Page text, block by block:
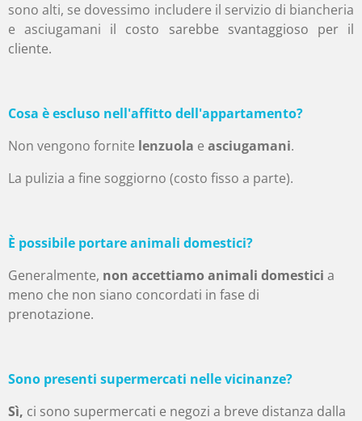
sono alti, se dovessimo includere il servizio di biancheria
e asciugamani il costo sarebbe svantaggioso per il
cliente.
Cosa è escluso nell'affitto dell'appartamento?
Non vengono fornite lenzuola e asciugamani.
La pulizia a fine soggiorno (costo fisso a parte).
È possibile portare animali domestici?
Generalmente, non accettiamo animali domestici a
meno che non siano concordati in fase di
prenotazione.
Sono presenti supermercati nelle vicinanze?
Sì, ci sono supermercati e negozi a breve distanza dalla